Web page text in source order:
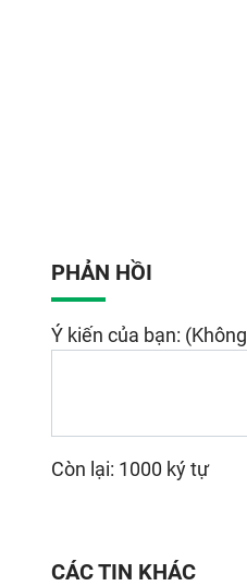
PHẢN HỒI
Ý kiến của bạn:
Còn lại: 1000 ký tự
CÁC TIN KHÁC